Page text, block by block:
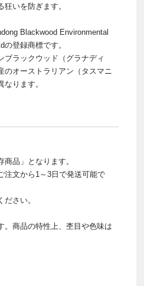
いを防ぎます。
Blackwood Environmental
登録商標です。
ラックウッド（グラナディ
のオーストラリアン（タスマニ
ります。
品」となります。
注文から1～3日で発送可能で
さい。
商品の特性上、杢目や色味は